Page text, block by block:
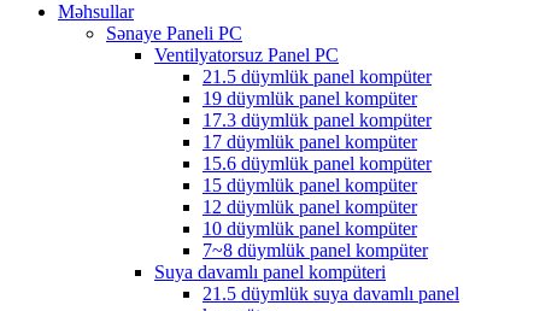
Məhsullar
Sənaye Paneli PC
Ventilyatorsuz Panel PC
21.5 düymlük panel kompüter
19 düymlük panel kompüter
17.3 düymlük panel kompüter
17 düymlük panel kompüter
15.6 düymlük panel kompüter
15 düymlük panel kompüter
12 düymlük panel kompüter
10 düymlük panel kompüter
7~8 düymlük panel kompüter
Suya davamlı panel kompüteri
21.5 düymlük suya davamlı panel